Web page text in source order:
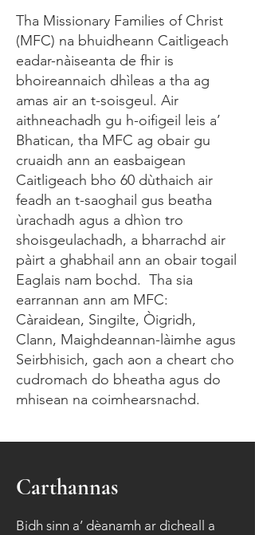
Tha Missionary Families of Christ
(MFC) na bhuidheann Caitligeach
eadar-nàiseanta de fhir is
bhoireannaich dhìleas a tha ag
amas air an t-soisgeul. Air
aithneachadh gu h-oifigeil leis a’
Bhatican, tha MFC ag obair gu
cruaidh ann an easbaigean
Caitligeach bho 60 dùthaich air
feadh an t-saoghail gus beatha
ùrachadh agus a dhìon tro
shoisgeulachadh, a bharrachd air
pàirt a ghabhail ann an obair togail
Eaglais nam bochd. Tha sia
earrannan ann am MFC:
Càraidean, Singilte, Òigridh,
Clann, Maighdeannan-làimhe agus
Seirbhisich, gach aon a cheart cho
cudromach do bheatha agus do
mhisean na coimhearsnachd.
Carthannas
Bidh sinn a’ dèanamh ar dìcheall a